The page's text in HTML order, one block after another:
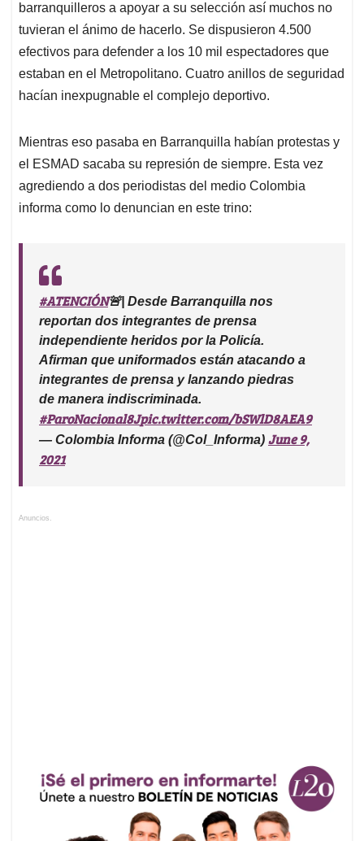
barranquilleros a apoyar a su selección así muchos no
tuvieran el ánimo de hacerlo. Se dispusieron 4.500
efectivos para defender a los 10 mil espectadores que
estaban en el Metropolitano. Cuatro anillos de seguridad
hacían inexpugnable el complejo deportivo.
Mientras eso pasaba en Barranquilla habían protestas y
el ESMAD sacaba su represión de siempre. Esta vez
agrediendo a dos periodistas del medio Colombia
informa como lo denuncian en este trino:
#ATENCIÓN🚨| Desde Barranquilla nos
reportan dos integrantes de prensa
independiente heridos por la Policía.
Afirman que uniformados están atacando a
integrantes de prensa y lanzando piedras
de manera indiscriminada.
#ParoNacional8Jpic.twitter.com/bSWlD8AEA9
— Colombia Informa (@Col_Informa) June 9,
2021
Anuncios.